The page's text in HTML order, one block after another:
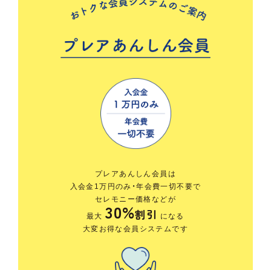
プレアあんしん会員は
入会金1万円のみ・年会費一切不要で
セレモニー価格などが
最大30%割引 になる
大変お得な会員システムです